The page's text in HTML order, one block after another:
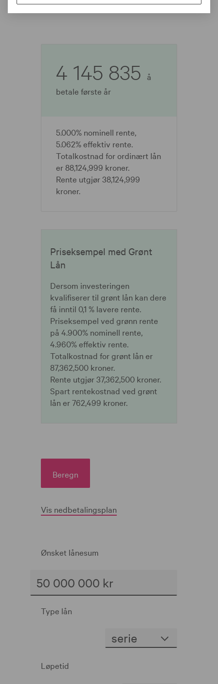
Ønsket lånesum
Type lån
Løpetid
4 145 835 å
betale første år
5.000% nominell rente,
5.062% effektiv rente.
Totalkostnad for ordinært lån
er 88,124,999 kroner.
Rente utgjør 38,124,999
kroner.
Priseksempel med Grønt
Lån
Dersom investeringen
kvalifiserer til grønt lån kan dere
få inntil 0,1 % lavere rente.
Priseksempel ved grønn rente
på 4.900% nominell rente,
4.960% effektiv rente.
Totalkostnad for grønt lån er
87,362,500 kroner.
Rente utgjør 37,362,500 kroner.
Spart rentekostnad ved grønt
lån er 762,499 kroner.
Beregn
Vis nedbetalingsplan